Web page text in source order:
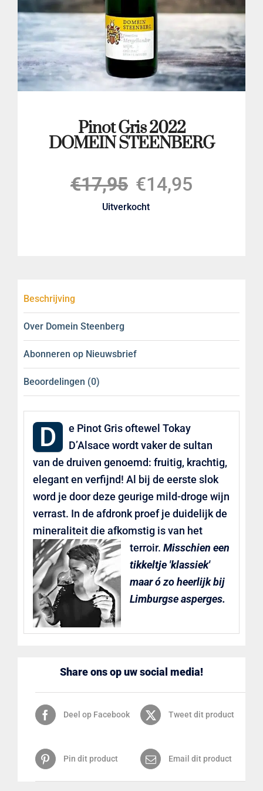
LOGIN
Pinot Gris 2022
DOMEIN STEENBERG
€17,95
prijs
€14,95
Uitverkocht
Beschrijving
Over Domein Steenberg
Abonneren op Nieuwsbrief
Beoordelingen (0)
D
e Pinot Gris oftewel Tokay
D’Alsace wordt vaker de sultan
van de druiven genoemd: fruitig, krachtig,
elegant en verfijnd! Al bij de eerste slok
word je door deze geurige mild-droge wijn
verrast. In de afdronk proef je duidelijk de
mineraliteit die afkomstig is van het
terroir. Misschien een
tikkeltje 'klassiek'
maar ó zo heerlijk bij
Limburgse asperges.
Deel op Facebook Tweet dit product
Pin dit product Email dit product
Share ons op uw social media!